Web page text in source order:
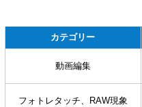
カテゴリー
動画編集
フォトレタッチ、RAW現象